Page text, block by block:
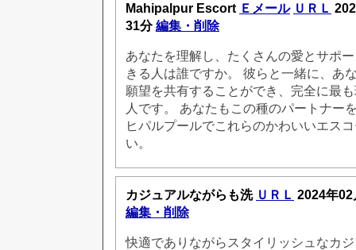
Mahipalpur Escort Ｅメール ＵＲＬ
31分編集・削除
あなたを理解し、たくさんの愛とサポ
きる人は誰ですか。 彼らと一緒に、あ
願望を共有することができ、完全に最
人です。 あなたもこの種のパートナー
ヒパルプールでこれらのかわいいエス
い。
カジュアルながらも洗 ＵＲＬ 2024年02
編集・削除
快適でありながらスタイリッシュなカ